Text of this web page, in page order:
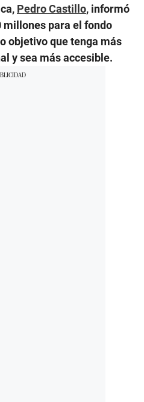
Pedro Castillo, informó
millones para el fondo
objetivo que tenga más
y sea más accesible.